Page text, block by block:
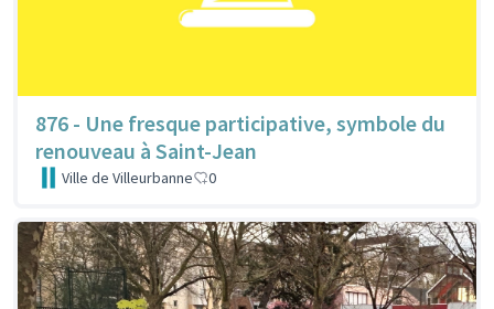
876 - Une fresque participative, symbole du
renouveau à Saint-Jean
Ville de Villeurbanne 0